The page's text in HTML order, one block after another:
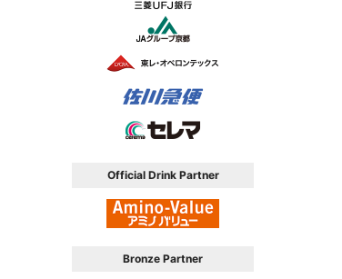
Official Drink Partner
Bronze Partner